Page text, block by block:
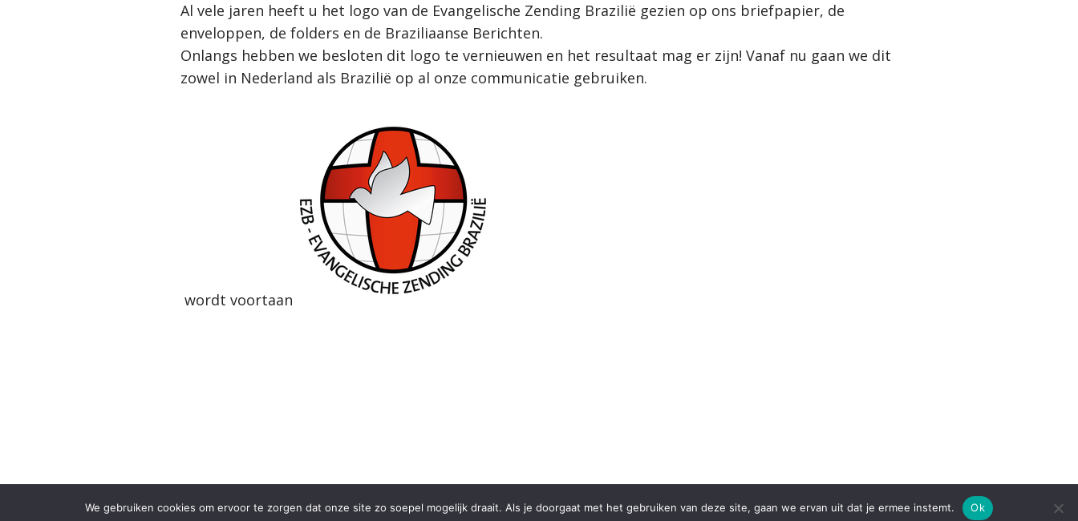
Al vele jaren heeft u het logo van de Evangelische Zending Brazilië gezien op ons briefpapier, de
enveloppen, de folders en de Braziliaanse Berichten.
Onlangs hebben we besloten dit logo te vernieuwen en het resultaat mag er zijn! Vanaf nu gaan we dit
zowel in Nederland als Brazilië op al onze communicatie gebruiken.
wordt voortaan
We gebruiken cookies om ervoor te zorgen dat onze site zo soepel mogelijk draait. Als je doorgaat met het gebruiken van deze site, gaan we ervan uit dat je ermee instemt. Ok